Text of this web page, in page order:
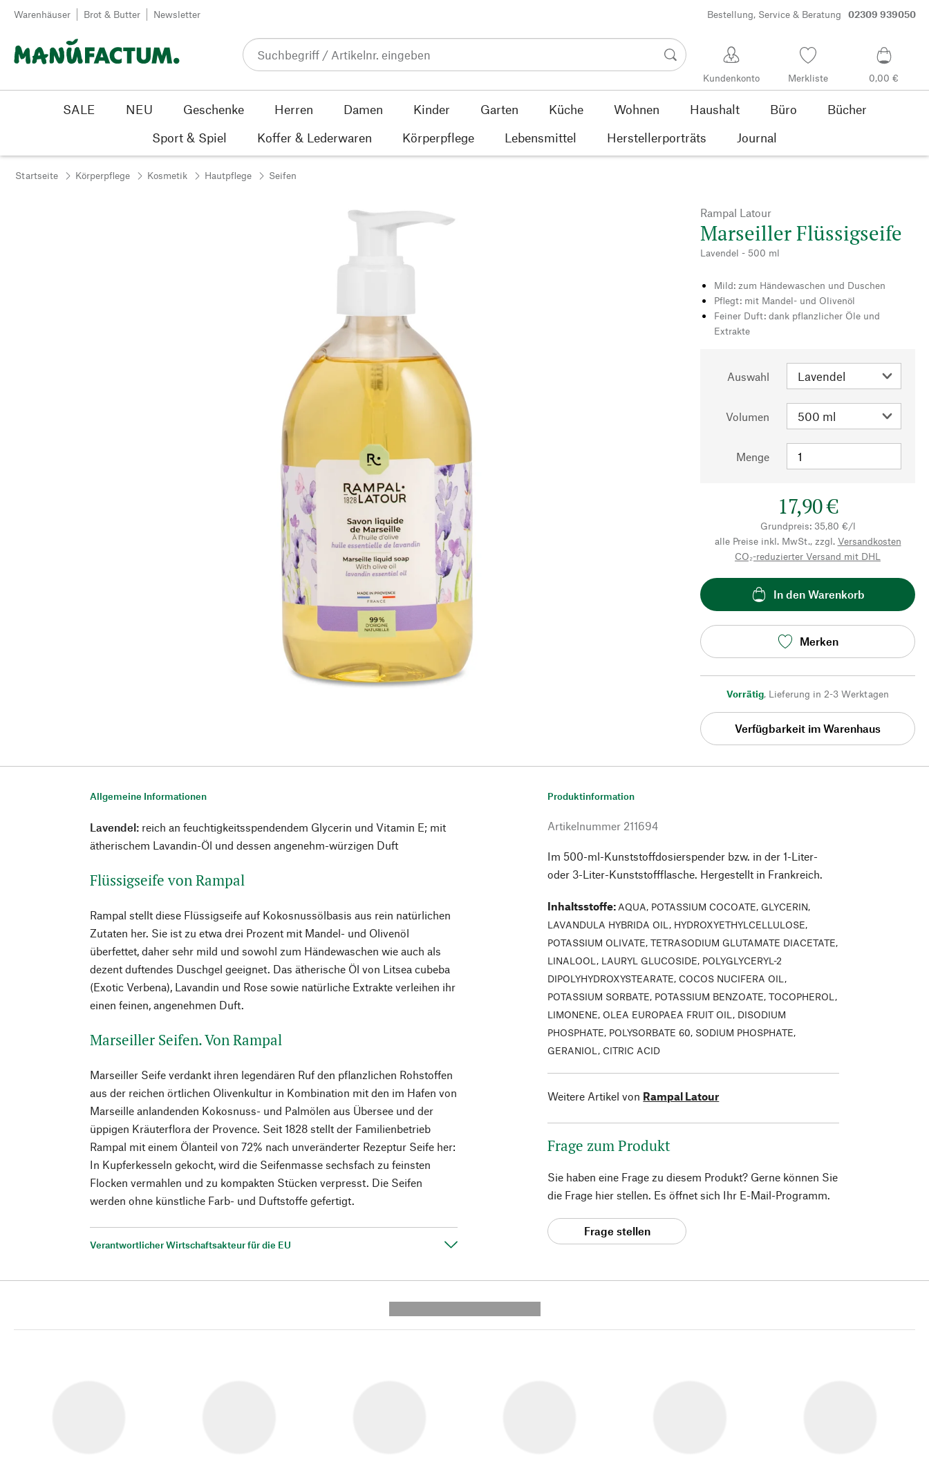
Zum Inhalt springen
Warenhäuser Brot & Butter Newsletter Bestellung, Service & Beratung 02309 939050
Kundenkonto Merkliste 0,00 €
SALE NEU Geschenke Herren Damen Kinder Garten Küche Wohnen Haushalt Büro
Bücher
Sport & Spiel
Koffer & Lederwaren Körperpflege Lebensmittel Herstellerporträts Journal
Startseite Körperpflege Kosmetik Hautpflege Seifen
Rampal Latour
Marseiller Flüssigseife
Lavendel - 500 ml
Mild: zum Händewaschen und Duschen
Pflegt: mit Mandel- und Olivenöl
Feiner Duft: dank pflanzlicher Öle und
Extrakte
Auswahl
Volumen
Menge
17,90 €
Grundpreis: 35,80 €/l
alle Preise inkl. MwSt., zzgl. Versandkosten
CO₂-reduzierter Versand mit DHL
In den Warenkorb
Merken
Vorrätig, Lieferung in 2-3 Werktagen
Verfügbarkeit im Warenhaus
Allgemeine Informationen
Lavendel: reich an feuchtigkeitsspendendem Glycerin und Vitamin E; mit
ätherischem Lavandin-Öl und dessen angenehm-würzigen Duft
Flüssigseife von Rampal
Rampal stellt diese Flüssigseife auf Kokosnussölbasis aus rein natürlichen
Zutaten her. Sie ist zu etwa drei Prozent mit Mandel- und Olivenöl
überfettet, daher sehr mild und sowohl zum Händewaschen wie auch als
dezent duftendes Duschgel geeignet. Das ätherische Öl von Litsea cubeba
(Exotic Verbena), Lavandin und Rose sowie natürliche Extrakte verleihen ihr
einen feinen, angenehmen Duft.
Marseiller Seifen. Von Rampal
Marseiller Seife verdankt ihren legendären Ruf den pflanzlichen Rohstoffen
aus der reichen örtlichen Olivenkultur in Kombination mit den im Hafen von
Marseille anlandenden Kokosnuss- und Palmölen aus Übersee und der
üppigen Kräuterflora der Provence. Seit 1828 stellt der Familienbetrieb
Rampal mit einem Ölanteil von 72% nach unveränderter Rezeptur Seife her:
In Kupferkesseln gekocht, wird die Seifenmasse sechsfach zu feinsten
Flocken vermahlen und zu kompakten Stücken verpresst. Die Seifen
werden ohne künstliche Farb- und Duftstoffe gefertigt.
Verantwortlicher Wirtschaftsakteur für die EU
Produktinformation
Artikelnummer 211694
Im 500-ml-Kunststoffdosierspender bzw. in der 1-Liter-
oder 3-Liter-Kunststoffflasche. Hergestellt in Frankreich.
Inhaltsstoffe: AQUA, POTASSIUM COCOATE, GLYCERIN,
LAVANDULA HYBRIDA OIL, HYDROXYETHYLCELLULOSE,
POTASSIUM OLIVATE, TETRASODIUM GLUTAMATE DIACETATE,
LINALOOL, LAURYL GLUCOSIDE, POLYGLYCERYL-2
DIPOLYHYDROXYSTEARATE, COCOS NUCIFERA OIL,
POTASSIUM SORBATE, POTASSIUM BENZOATE, TOCOPHEROL,
LIMONENE, OLEA EUROPAEA FRUIT OIL, DISODIUM
PHOSPHATE, POLYSORBATE 60, SODIUM PHOSPHATE,
GERANIOL, CITRIC ACID
Weitere Artikel von Rampal Latour
Frage zum Produkt
Sie haben eine Frage zu diesem Produkt? Gerne können Sie
die Frage hier stellen. Es öffnet sich Ihr E-Mail-Programm.
Frage stellen